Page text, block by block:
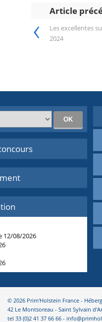
Article
‹
Les excellentes
2024
12/08/2026
© 2026 Prim'Holstein France -
42 Le Montsoreau - Saint Sylvain
tel 33 (0)2 41 37 66 66 -